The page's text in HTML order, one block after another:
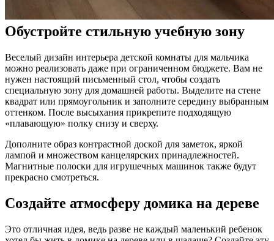
Обустройте стильную учебную зону
Веселый дизайн интерьера детской комнаты для мальчика
можно реализовать даже при ограниченном бюджете. Вам не
нужен настоящий письменный стол, чтобы создать
специальную зону для домашней работы. Выделите на стене
квадрат или прямоугольник и заполните середину выбранным
оттенком. После высыхания прикрепите подходящую
«плавающую» полку снизу и сверху.
Дополните образ контрастной доской для заметок, яркой
лампой и множеством канцелярских принадлежностей.
Магнитные полоски для игрушечных машинок также будут
прекрасно смотреться.
Создайте атмосферу домика на дереве
Это отличная идея, ведь разве не каждый маленький ребенок